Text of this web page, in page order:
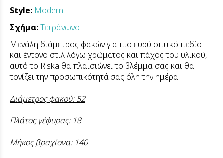
Style: Modern
Σχήμα:Τετράγωνο
Μεγάλη διάμετρος φακών για πιο ευρύ οπτικό πεδίο
και έντονο στιλ λόγω χρώματος και πάχος του υλικού,
αυτό το Riska θα πλαισιώνει το βλέμμα σας και θα
τονίζει την προσωπικότητά σας όλη την ημέρα.
Διάμετρος φακού: 52
Πλάτος γέφυρας: 18
Μήκος βραχίονα: 140